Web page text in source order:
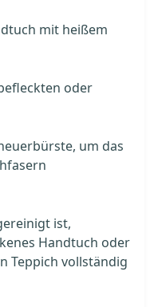
mit heißem
oder
um das
ist,
Handtuch oder
Teppich vollständig